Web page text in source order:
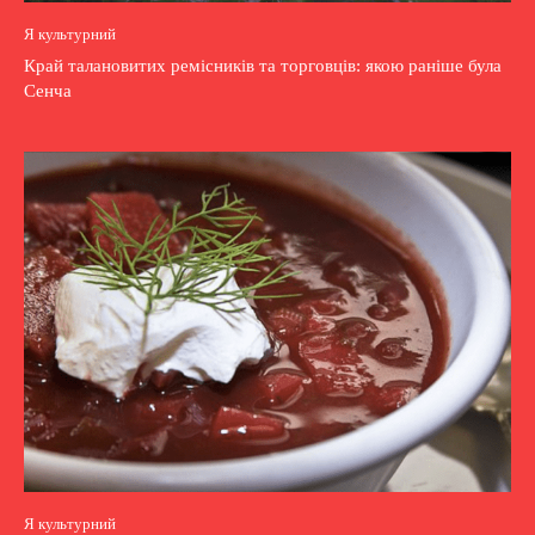
Я культурний
Край талановитих ремісників та торговців: якою раніше була
Сенча
Я культурний